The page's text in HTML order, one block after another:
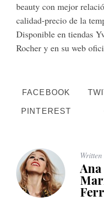
beauty con mejor
calidad-precio de la
Disponible en tiendas
Rocher y en su web
FACEBOOK
PINTEREST
Ana